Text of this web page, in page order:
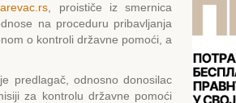
, proističe iz smernica
na proceduru pribavljanja
o kontroli državne pomoći, a
predlagač, odnosno donosilac
za kontrolu državne pomoći